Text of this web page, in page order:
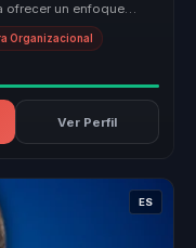
ofrecer un enfoque
Organizacional
Ver Perfil
ES